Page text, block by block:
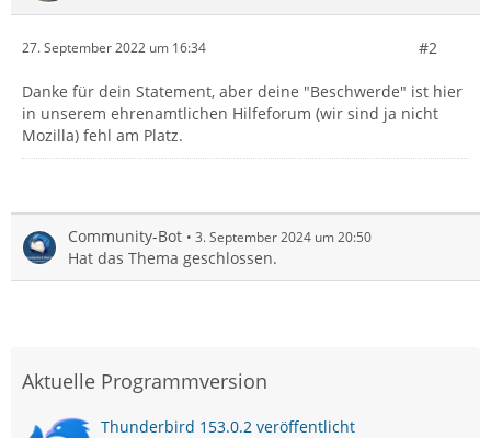
27. September 2022 um 16:34 #2
Danke für dein Statement, aber deine "Beschwerde" ist hier
in unserem ehrenamtlichen Hilfeforum (wir sind ja nicht
Mozilla) fehl am Platz.
Community-Bot 3. September 2024 um 20:50
Hat das Thema geschlossen.
Aktuelle Programmversion
Thunderbird 153.0.2 veröffentlicht